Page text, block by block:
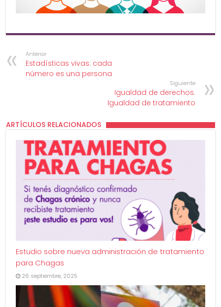
Anterior
Estadísticas vivas: cada
número es una persona
Siguiente
Igualdad de derechos.
Igualdad de tratamiento
ARTÍCULOS RELACIONADOS
Estudio sobre nueva administración de tratamiento
para Chagas
26 septiembre, 2025